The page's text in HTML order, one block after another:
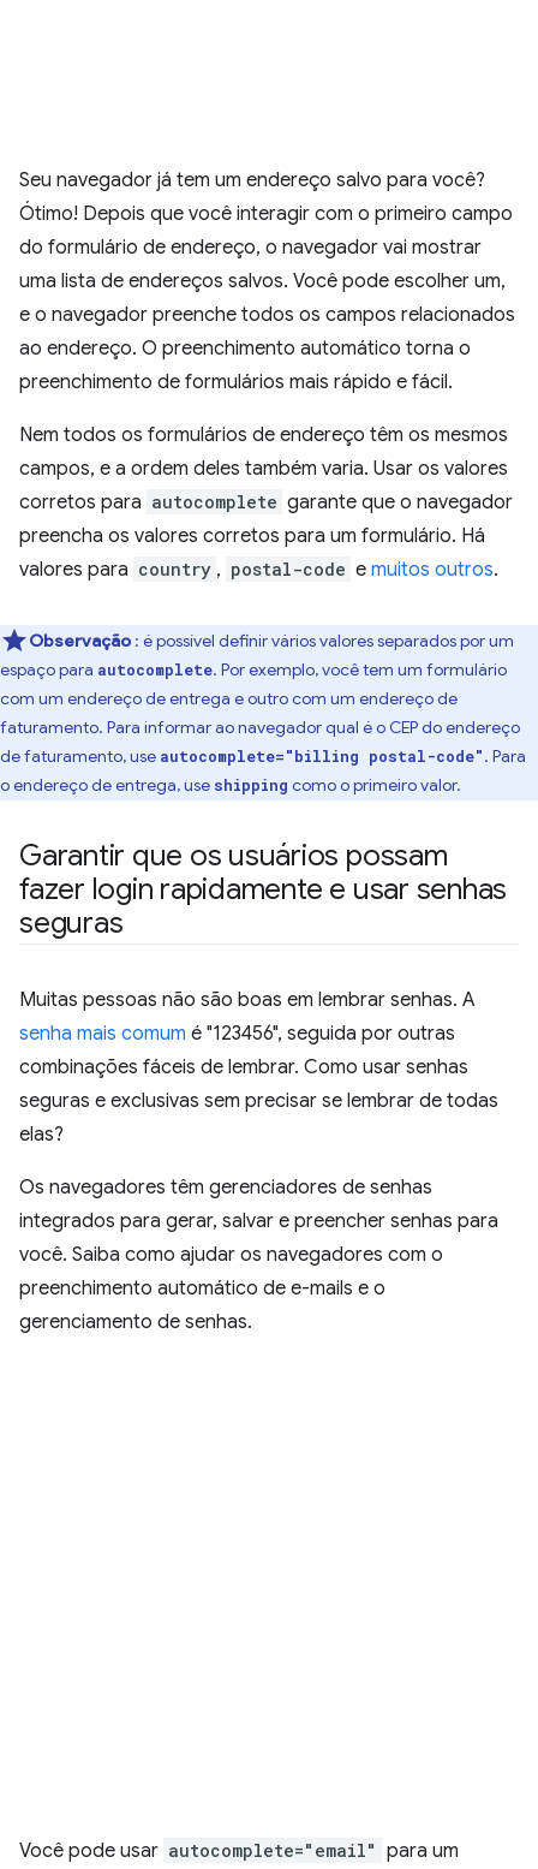
Seu navegador já tem um endereço salvo para você?
Ótimo! Depois que você interagir com o primeiro campo
do formulário de endereço, o navegador vai mostrar
uma lista de endereços salvos. Você pode escolher um,
e o navegador preenche todos os campos relacionados
ao endereço. O preenchimento automático torna o
preenchimento de formulários mais rápido e fácil.
Nem todos os formulários de endereço têm os mesmos
campos, e a ordem deles também varia. Usar os valores
corretos para autocomplete garante que o navegador
preencha os valores corretos para um formulário. Há
valores para country , postal-code e muitos outros.
Observação : é possível definir vários valores separados por um
espaço para autocomplete. Por exemplo, você tem um formulário
com um endereço de entrega e outro com um endereço de
faturamento. Para informar ao navegador qual é o CEP do endereço
de faturamento, use autocomplete="billing postal-code". Para
o endereço de entrega, use shipping como o primeiro valor.
Garantir que os usuários possam
fazer login rapidamente e usar senhas
seguras
Muitas pessoas não são boas em lembrar senhas. A
senha mais comum é "123456", seguida por outras
combinações fáceis de lembrar. Como usar senhas
seguras e exclusivas sem precisar se lembrar de todas
elas?
Os navegadores têm gerenciadores de senhas
integrados para gerar, salvar e preencher senhas para
você. Saiba como ajudar os navegadores com o
preenchimento automático de e-mails e o
gerenciamento de senhas.
Você pode usar autocomplete="email" para um